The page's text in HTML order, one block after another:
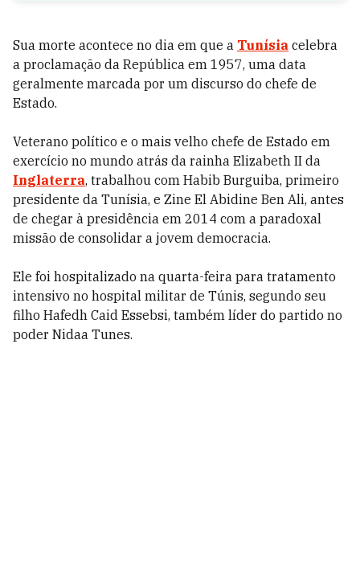
Sua morte acontece no dia em que a Tunísia celebra
a proclamação da República em 1957, uma data
geralmente marcada por um discurso do chefe de
Estado.
Veterano político e o mais velho chefe de Estado em
exercício no mundo atrás da rainha Elizabeth II da
Inglaterra, trabalhou com Habib Burguiba, primeiro
presidente da Tunísia, e Zine El Abidine Ben Ali, antes
de chegar à presidência em 2014 com a paradoxal
missão de consolidar a jovem democracia.
Ele foi hospitalizado na quarta-feira para tratamento
intensivo no hospital militar de Túnis, segundo seu
filho Hafedh Caid Essebsi, também líder do partido no
poder Nidaa Tunes.